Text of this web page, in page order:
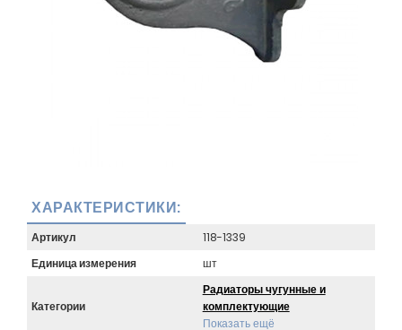
ХАРАКТЕРИСТИКИ:
Артикул
118-1339
Единица измерения
шт
Категории
Радиаторы чугунные и
комплектующие
Показать ещё